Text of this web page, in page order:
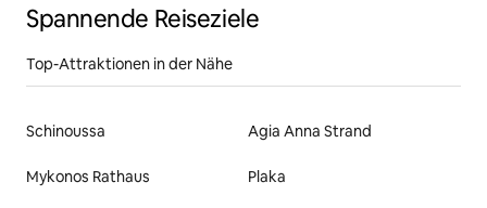
Spannende Reiseziele
Top-Attraktionen in der Nähe
Schinoussa Agia Anna Strand
Mykonos Rathaus Plaka